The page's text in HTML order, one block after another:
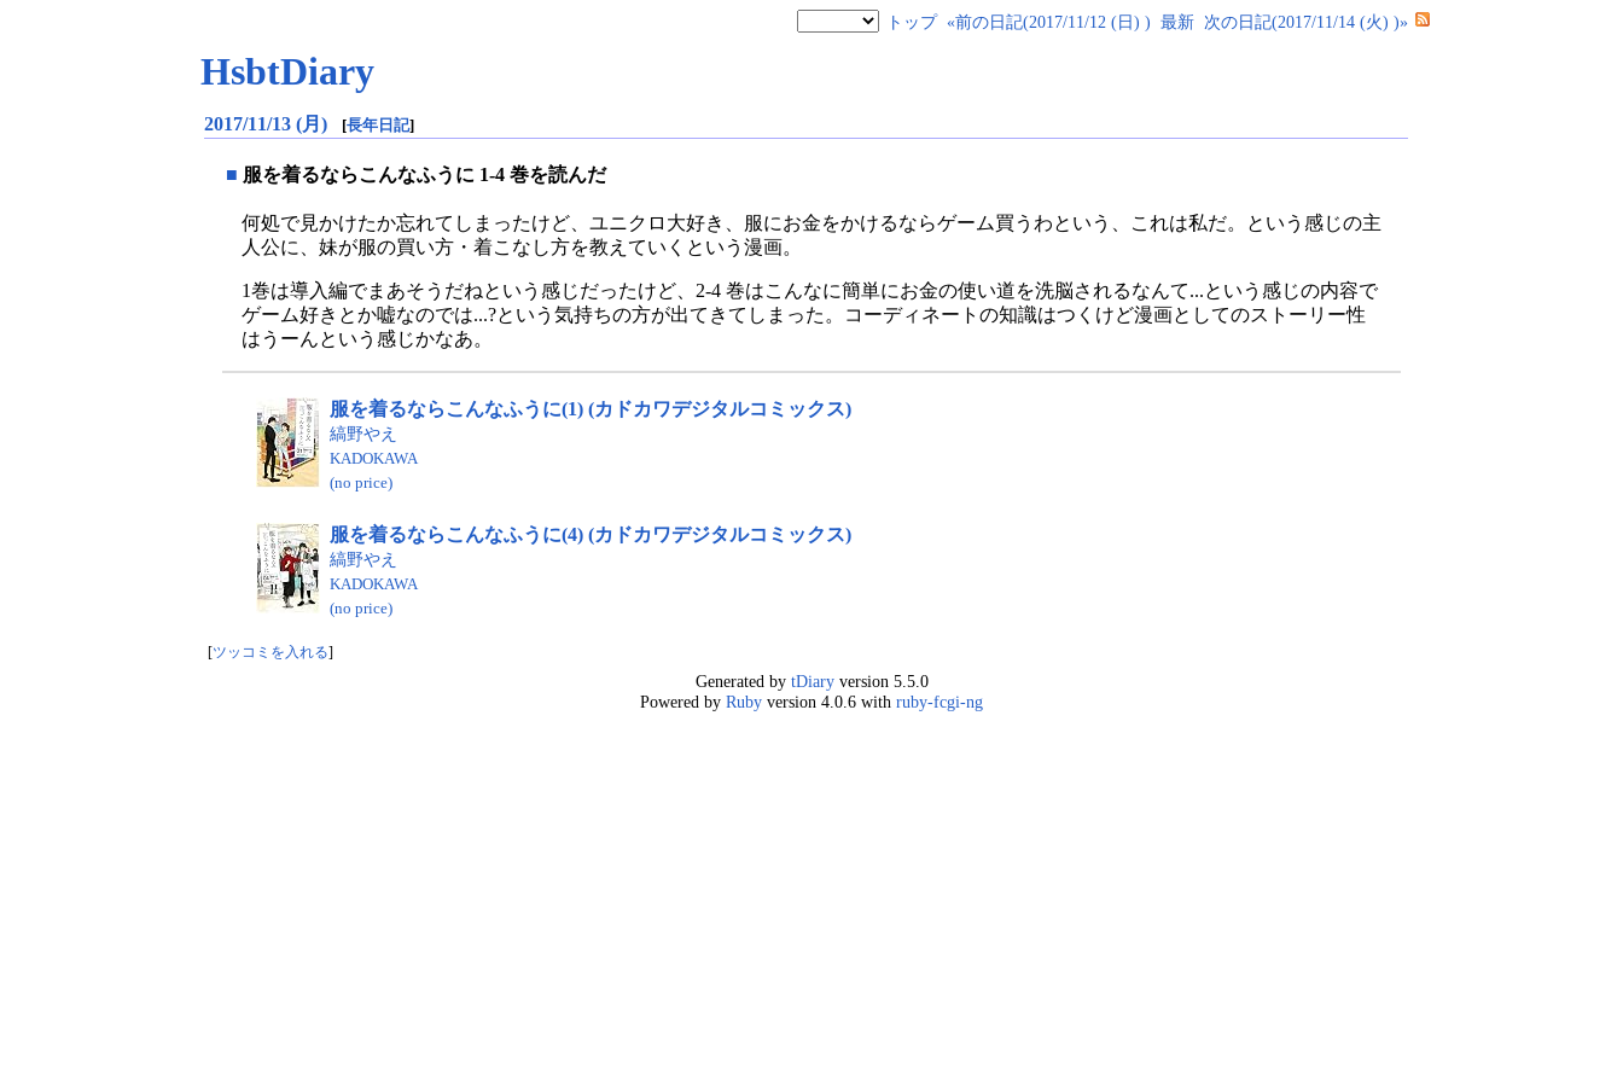
トップ «前の日記(2017/11/12 (日) ) 最新 次の日記(2017/11/14 (火) )»
HsbtDiary
2017/11/13 (月) [長年日記]
■ 服を着るならこんなふうに 1-4 巻を読んだ
何処で見かけたか忘れてしまったけど、ユニクロ大好き、服にお金をかけるならゲーム買うわという、これは私だ。という感じの主
人公に、妹が服の買い方・着こなし方を教えていくという漫画。
1巻は導入編でまあそうだねという感じだったけど、2-4 巻はこんなに簡単にお金の使い道を洗脳されるなんて...という感じの内容で
ゲーム好きとか嘘なのでは...?という気持ちの方が出てきてしまった。コーディネートの知識はつくけど漫画としてのストーリー性
はうーんという感じかなあ。
服を着るならこんなふうに(1) (カドカワデジタルコミックス)
縞野やえ
KADOKAWA
(no price)
服を着るならこんなふうに(4) (カドカワデジタルコミックス)
縞野やえ
KADOKAWA
(no price)
[ツッコミを入れる]
Generated by tDiaryversion 5.5.0
Powered by Ruby version 4.0.6 with ruby-fcgi-ng